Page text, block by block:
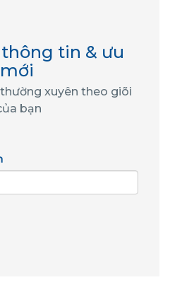
tin & ưu
xuyên theo giõi
bạn